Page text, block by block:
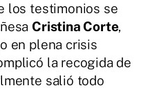
los testimonios se
Cristina Corte,
en plena crisis
la recogida de
salió todo